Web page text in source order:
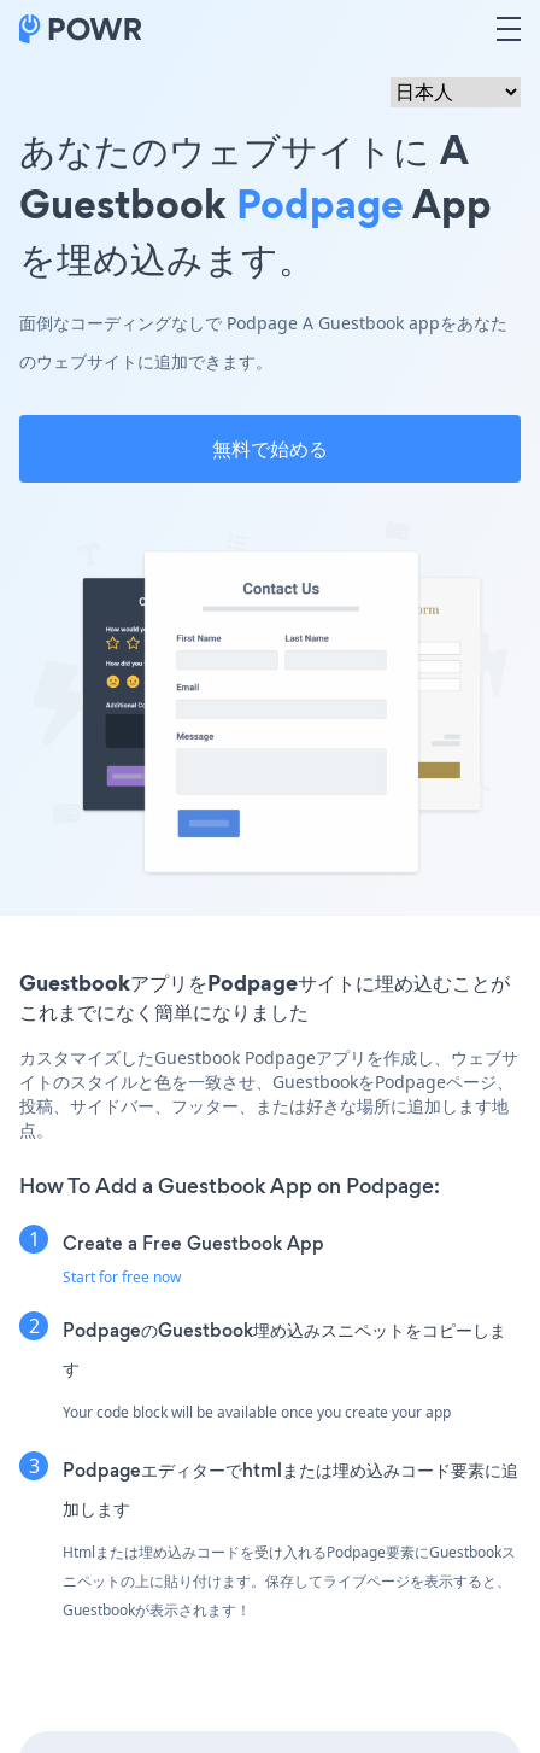
あなたのウェブサイトに A
Guestbook PodpageApp
を埋め込みます。
面倒なコーディングなしで Podpage A Guestbook appをあなた
のウェブサイトに追加できます。
無料で始める
GuestbookアプリをPodpageサイトに埋め込むことが
これまでになく簡単になりました
カスタマイズしたGuestbook Podpageアプリを作成し、ウェブサ
イトのスタイルと色を一致させ、GuestbookをPodpageページ、
投稿、サイドバー、フッター、または好きな場所に追加します地
点。
How To Add a Guestbook App on Podpage:
Create a Free Guestbook App
Start for free now
PodpageのGuestbook埋め込みスニペットをコピーしま
す
Your code block will be available once you create your app
Podpageエディターでhtmlまたは埋め込みコード要素に追
加します
Htmlまたは埋め込みコードを受け入れるPodpage要素にGuestbookス
ニペットの上に貼り付けます。保存してライブページを表示すると、
Guestbookが表示されます！